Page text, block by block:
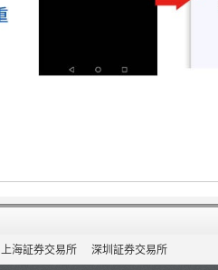
上海証券交易所 深圳証券交易所